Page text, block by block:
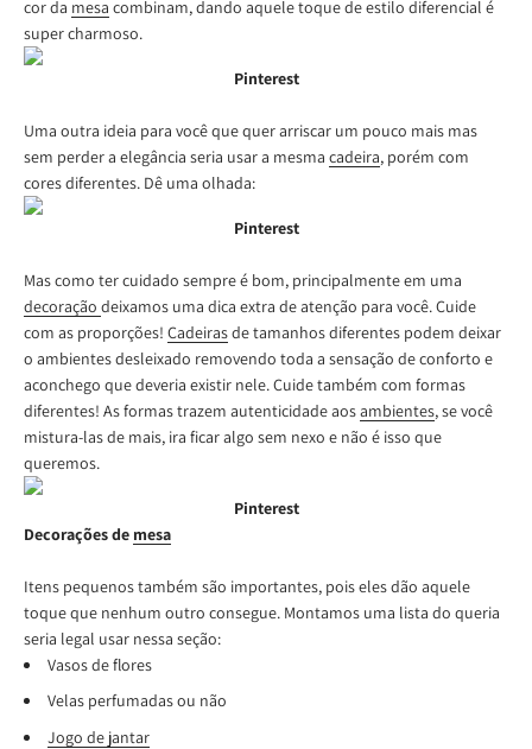
cor da mesa combinam, dando aquele toque de estilo diferencial é
super charmoso.
Pinterest
Uma outra ideia para você que quer arriscar um pouco mais mas
sem perder a elegância seria usar a mesma cadeira, porém com
cores diferentes. Dê uma olhada:
Pinterest
Mas como ter cuidado sempre é bom, principalmente em uma
decoração deixamos uma dica extra de atenção para você. Cuide
com as proporções! Cadeirasde tamanhos diferentes podem deixar
o ambientes desleixado removendo toda a sensação de conforto e
aconchego que deveria existir nele. Cuide também com formas
diferentes! As formas trazem autenticidade aosambientes, se você
mistura-las de mais, ira ficar algo sem nexo e não é isso que
queremos.
Pinterest
Decorações de mesa
Itens pequenos também são importantes, pois eles dão aquele
toque que nenhum outro consegue. Montamos uma lista do queria
seria legal usar nessa seção:
Vasos de flores
Velas perfumadas ou não
Jogo de jantar